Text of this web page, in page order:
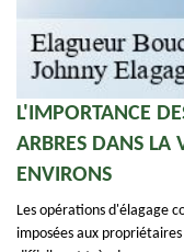
L'IMPORTANCE
ARBRES DANS LA
ENVIRONS
Les opérations d'élagage
imposées aux